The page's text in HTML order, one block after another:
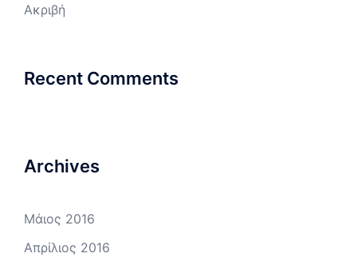
Ακριβή
Recent Comments
Archives
Μάιος 2016
Απρίλιος 2016